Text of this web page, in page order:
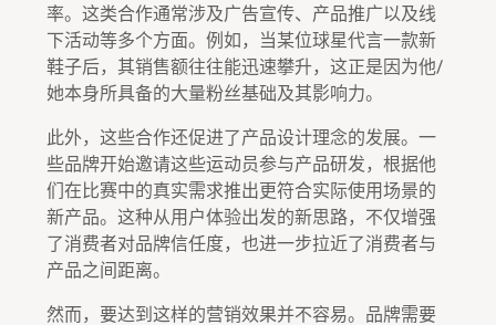
率。这类合作通常涉及广告宣传、产品推广以及线
下活动等多个方面。例如，当某位球星代言一款新
鞋子后，其销售额往往能迅速攀升，这正是因为他/
她本身所具备的大量粉丝基础及其影响力。
此外，这些合作还促进了产品设计理念的发展。一
些品牌开始邀请这些运动员参与产品研发，根据他
们在比赛中的真实需求推出更符合实际使用场景的
新产品。这种从用户体验出发的新思路，不仅增强
了消费者对品牌信任度，也进一步拉近了消费者与
产品之间距离。
然而，要达到这样的营销效果并不容易。品牌需要